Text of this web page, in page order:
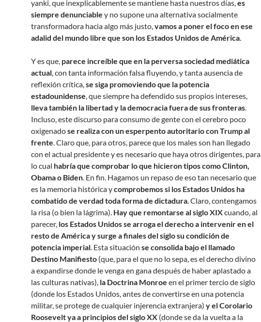
yanki, que inexplicablemente se mantiene hasta nuestros días,es
siempre denunciable y no supone una alternativa socialmente
transformadora hacia algo más justo,vamos a poner el foco en ese
adalid del mundo libre que son los Estados Unidos de América.
Y es que, parece increíble que en la perversa sociedad mediática
actual, con tanta información falsa fluyendo, y tanta ausencia de
reflexión crítica,se siga promoviendo que la potencia
estadounidense, que siempre ha defendido sus propios intereses,
lleva también la libertad y la democracia fuera de sus fronteras.
Incluso, este discurso para consumo de gente con el cerebro poco
oxigenadose realiza con un esperpento autoritario con Trump al
frente. Claro que, para otros, parece que los males son han llegado
con el actual presidente y es necesario que haya otros dirigentes, para
lo cual habría que comprobar lo que hicieron tipos como Clinton,
Obama o Biden. En fin. Hagamos un repaso de eso tan necesario que
es la memoria histórica ycomprobemos si los Estados Unidos ha
combatido de verdad toda forma de dictadura. Claro, contengamos
la risa (o bien la lágrima). Hay que remontarse al siglo XIXcuando, al
parecer, los Estados Unidos se arroga el derecho a intervenir en el
resto de América y surge a finales del siglo su condición de
potencia imperial. Esta situación se consolida bajo el llamado
Destino Manifiesto (que, para el que no lo sepa, es el derecho divino
a expandirse donde le venga en gana después de haber aplastado a
las culturas nativas), la Doctrina Monroe en el primer tercio de siglo
(donde los Estados Unidos, antes de convertirse en una potencia
militar, se protege de cualquier injerencia extranjera) y el Corolario
Roosevelt ya a principios del siglo XX (donde se da la vuelta a la